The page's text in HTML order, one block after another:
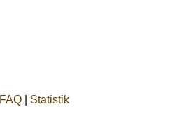
FAQ Statistik